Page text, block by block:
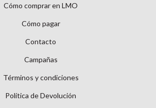
Cómo comprar en LMO
Cómo pagar
Contacto
Campañas
Términos y condiciones
Política de Devolución